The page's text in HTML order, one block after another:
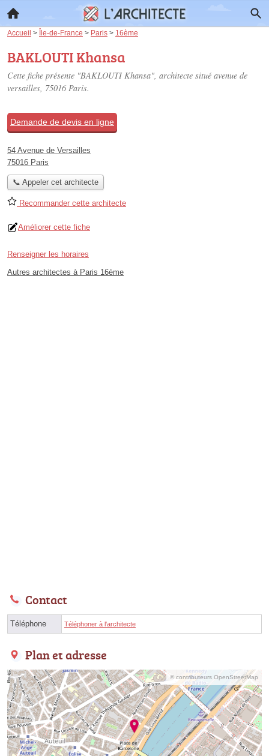
Accueil > Île-de-France > Paris > 16ème
BAKLOUTI Khansa
Cette fiche présente "BAKLOUTI Khansa", architecte situé avenue de
versailles, 75016 Paris.
Demande de devis en ligne
54 Avenue de Versailles
75016 Paris
📞 Appeler cet architecte
Recommander cette architecte
Améliorer cette fiche
Renseigner les horaires
Autres architectes à Paris 16ème
Contact
Téléphone Téléphoner à l'architecte
Plan et adresse
© contributeurs OpenStreetMap